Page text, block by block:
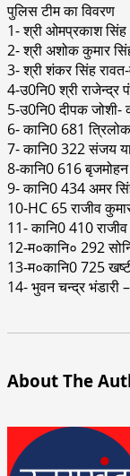
पुलिस टीम का विवरण
1- श्री ओमप्रकाश सिंह
2- श्री अशोक कुमार
3- श्री शंकर सिंह
4-उ0नि0 श्री
5-उ0नि0 दीपक जोशी-
6- कानि0 681
7- कानि0 322 संजय
8-कानि0 616
9- कानि0 434 अमर
10-HC 65 राजीव
11- कानि0 410
12-म०कानि० 292
13-म०कानि0 725
14- भुवन चन्द्र भंडारी
About The